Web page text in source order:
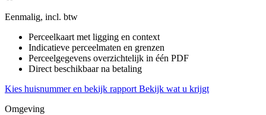
Eenmalig, incl. btw
Perceelkaart met ligging en context
Indicatieve perceelmaten en grenzen
Perceelgegevens overzichtelijk in één PDF
Direct beschikbaar na betaling
Kies huisnummer en bekijk rapport Bekijk wat u krijgt
Omgeving